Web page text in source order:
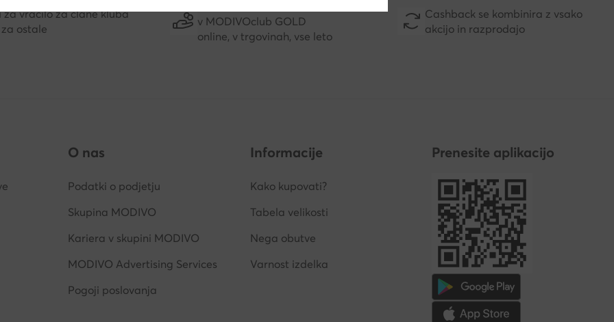
za vračilo za člane kluba
za ostale
v MODIVOclub GOLD
online, v trgovinah, vse leto
Cashback se kombinira z vsako
akcijo in razprodajo
O nas
Podatki o podjetju
Skupina MODIVO
Kariera v skupini MODIVO
MODIVO Advertising Services
Pogoji poslovanja
Informacije
Kako kupovati?
Tabela velikosti
Nega obutve
Varnost izdelka
Prenesite aplikacijo